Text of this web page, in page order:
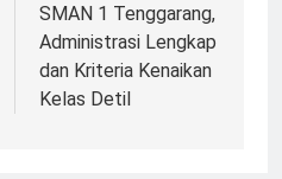
SMAN 1 Tenggarang,
Administrasi Lengkap
dan Kriteria Kenaikan
Kelas Detil